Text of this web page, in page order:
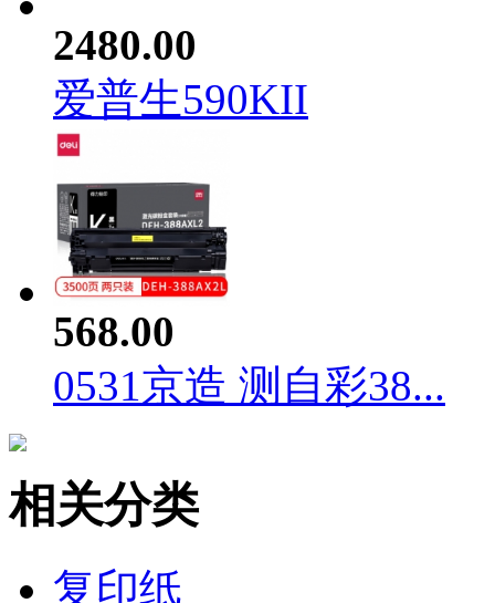
2480.00
爱普生590KII
568.00
0531京造 测自彩38...
相关分类
复印纸